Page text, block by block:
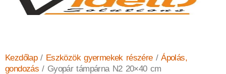
Kezdőlap/ Eszközök gyermekek részére/Ápolás,
gondozás / Gyopár támpárna N2 20×40 cm